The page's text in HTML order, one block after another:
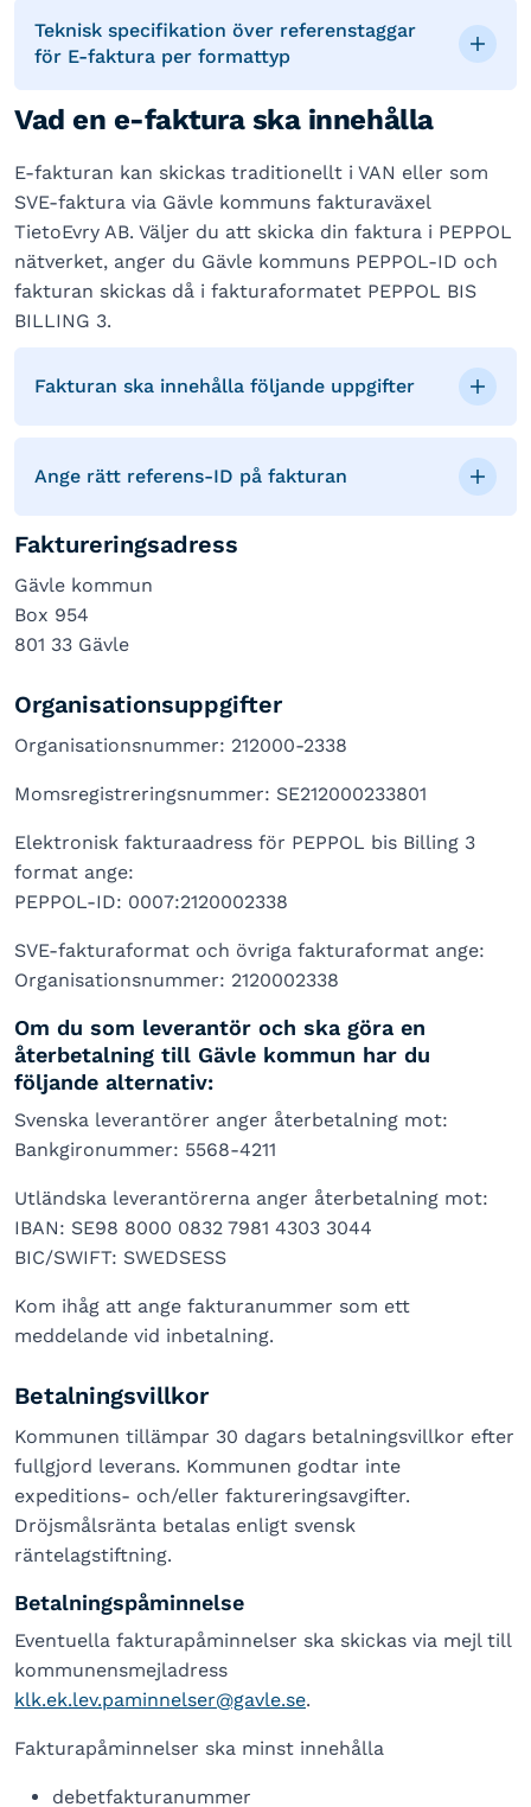
Teknisk specifikation över referenstaggar
för E-faktura per formattyp
Vad en e-faktura ska innehålla
E-fakturan kan skickas traditionellt i VAN eller som
SVE-faktura via Gävle kommuns fakturaväxel
TietoEvry AB. Väljer du att skicka din faktura i PEPPOL
nätverket, anger du Gävle kommuns PEPPOL-ID och
fakturan skickas då i fakturaformatet PEPPOL BIS
BILLING 3.
Fakturan ska innehålla följande uppgifter
Ange rätt referens-ID på fakturan
Faktureringsadress
Gävle kommun
Box 954
801 33 Gävle
Organisationsuppgifter
Organisationsnummer: 212000-2338
Momsregistreringsnummer: SE212000233801
Elektronisk fakturaadress för PEPPOL bis Billing 3
format ange:
PEPPOL-ID: 0007:2120002338
SVE-fakturaformat och övriga fakturaformat ange:
Organisationsnummer: 2120002338
Om du som leverantör och ska göra en
återbetalning till Gävle kommun har du
följande alternativ:
Svenska leverantörer anger återbetalning mot:
Bankgironummer: 5568-4211
Utländska leverantörerna anger återbetalning mot:
IBAN: SE98 8000 0832 7981 4303 3044
BIC/SWIFT: SWEDSESS
Kom ihåg att ange fakturanummer som ett
meddelande vid inbetalning.
Betalningsvillkor
Kommunen tillämpar 30 dagars betalningsvillkor efter
fullgjord leverans. Kommunen godtar inte
expeditions- och/eller faktureringsavgifter.
Dröjsmålsränta betalas enligt svensk
räntelagstiftning.
Betalningspåminnelse
Eventuella fakturapåminnelser ska skickas via mejl till
kommunensmejladress
klk.ek.lev.paminnelser@gavle.se.
Fakturapåminnelser ska minst innehålla
debetfakturanummer